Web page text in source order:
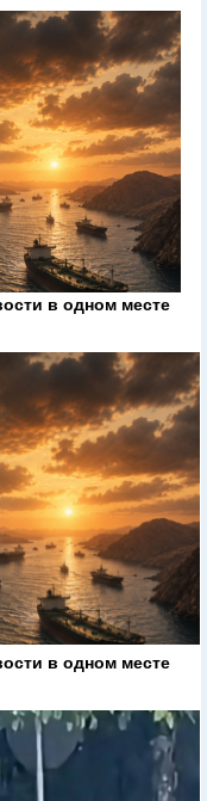
в одном месте
в одном месте